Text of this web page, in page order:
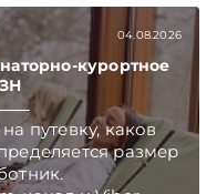
и Viber.
— раньше,04.08.2026
курортное
путевку, каков
размер